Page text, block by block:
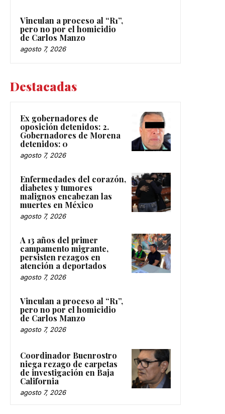
Vinculan a proceso al “R1”,
pero no por el homicidio
de Carlos Manzo
agosto 7, 2026
Destacadas
Ex gobernadores de
oposición detenidos: 2.
Gobernadores de Morena
detenidos: 0
agosto 7, 2026
Enfermedades del corazón,
diabetes y tumores
malignos encabezan las
muertes en México
agosto 7, 2026
A 13 años del primer
campamento migrante,
persisten rezagos en
atención a deportados
agosto 7, 2026
Vinculan a proceso al “R1”,
pero no por el homicidio
de Carlos Manzo
agosto 7, 2026
Coordinador Buenrostro
niega rezago de carpetas
de investigación en Baja
California
agosto 7, 2026